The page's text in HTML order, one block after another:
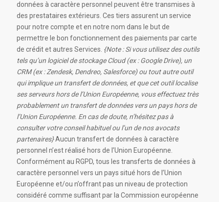
données à caractère personnel peuvent être transmises à
des prestataires extérieurs. Ces tiers assurent un service
pour notre compte et en notre nom dans le but de
permettre le bon fonctionnement des paiements par carte
de crédit et autres Services. {Note : Si vous utilisez des outils
tels qu’un logiciel de stockage Cloud (ex : Google Drive), un
CRM (ex : Zendesk, Dendreo, Salesforce) ou tout autre outil
qui implique un transfert de données, et que cet outil localise
ses serveurs hors de l’Union Européenne, vous effectuez très
probablement un transfert de données vers un pays hors de
l’Union Européenne. En cas de doute, n’hésitez pas à
consulter votre conseil habituel ou l’un de nos avocats
partenaires}Aucun transfert de données à caractère
personnel n’est réalisé hors de l’Union Européenne.
Conformément au RGPD, tous les transferts de données à
caractère personnel vers un pays situé hors de l’Union
Européenne et/ou n’offrant pas un niveau de protection
considéré comme suffisant par la Commission européenne